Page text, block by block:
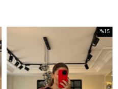
İndirim
%15İndirim